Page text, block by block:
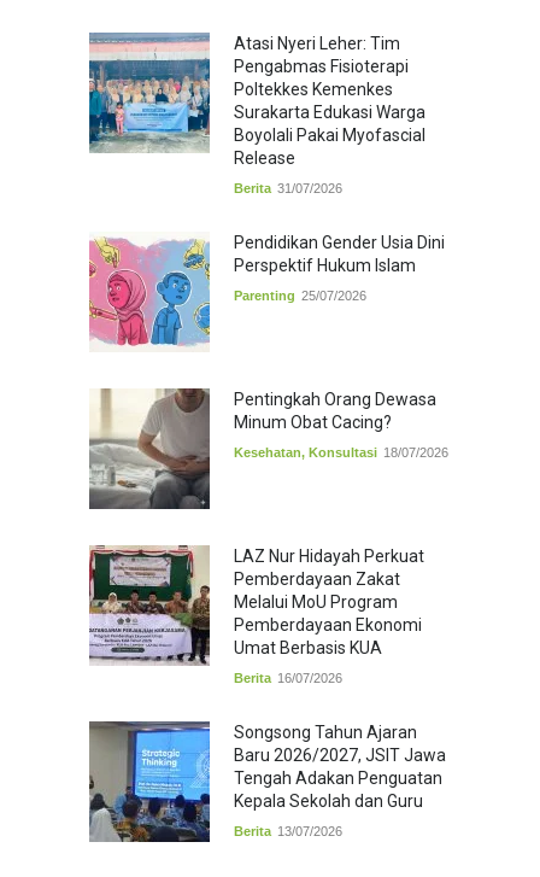
Atasi Nyeri Leher: Tim
Pengabmas Fisioterapi
Poltekkes Kemenkes
Surakarta Edukasi Warga
Boyolali Pakai Myofascial
Release
Berita 31/07/2026
Pendidikan Gender Usia Dini
Perspektif Hukum Islam
Parenting 25/07/2026
Pentingkah Orang Dewasa
Minum Obat Cacing?
Kesehatan, Konsultasi 18/07/2026
LAZ Nur Hidayah Perkuat
Pemberdayaan Zakat
Melalui MoU Program
Pemberdayaan Ekonomi
Umat Berbasis KUA
Berita 16/07/2026
Songsong Tahun Ajaran
Baru 2026/2027, JSIT Jawa
Tengah Adakan Penguatan
Kepala Sekolah dan Guru
Berita 13/07/2026